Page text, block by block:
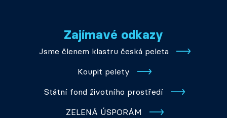
Zajímavé odkazy
Jsme členem klastru česká peleta
Koupit pelety
Státní fond životního prostředí
ZELENÁ ÚSPORÁM